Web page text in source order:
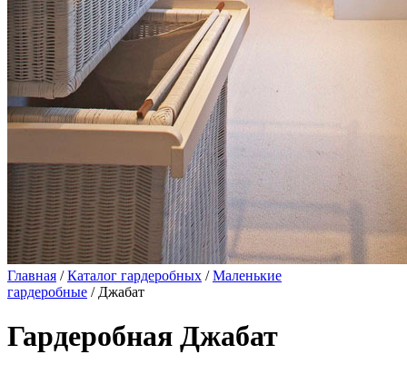
Главная /Каталог гардеробных /Маленькие
гардеробные / Джабат
Гардеробная Джабат